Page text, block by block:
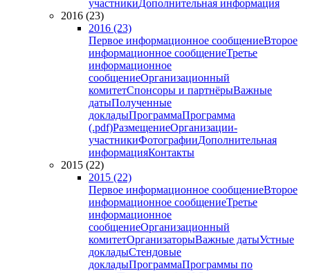
участникиДополнительная информация
2016 (23)
2016 (23)
Первое информационное сообщениеВторое
информационное сообщениеТретье
информационное
сообщениеОрганизационный
комитетСпонсоры и партнёрыВажные
датыПолученные
докладыПрограммаПрограмма
(.pdf)РазмещениеОрганизации-
участникиФотографииДополнительная
информацияКонтакты
2015 (22)
2015 (22)
Первое информационное сообщениеВторое
информационное сообщениеТретье
информационное
сообщениеОрганизационный
комитетОрганизаторыВажные датыУстные
докладыСтендовые
докладыПрограммаПрограммы по